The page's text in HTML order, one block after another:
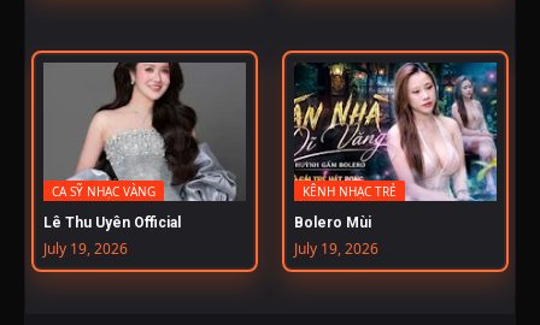
CA SỸ NHẠC VÀNG
Lê Thu Uyên Official
July 19, 2026
KÊNH NHẠC TRẺ
Bolero Mùi
July 19, 2026